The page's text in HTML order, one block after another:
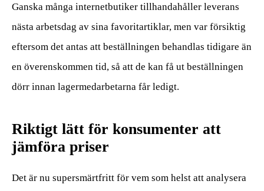
Ganska många internetbutiker tillhandahåller leverans
nästa arbetsdag av sina favoritartiklar, men var försiktig
eftersom det antas att beställningen behandlas tidigare än
en överenskommen tid, så att de kan få ut beställningen
dörr innan lagermedarbetarna får ledigt.
Riktigt lätt för konsumenter att
jämföra priser
Det är nu supersmärtfritt för vem som helst att analysera